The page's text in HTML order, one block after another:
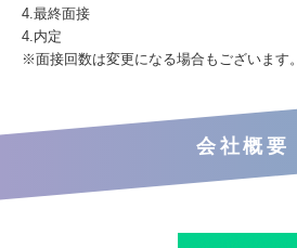
4.最終面接
4.内定
※面接回数は変更になる場合もございます。
会社概要